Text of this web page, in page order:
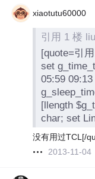
xiaotutu60000
引用 1 楼
[quote=引
set
05:59 09:13
g_sleep_time
[llength
char;
没有用过TCL[/
2013-11-04